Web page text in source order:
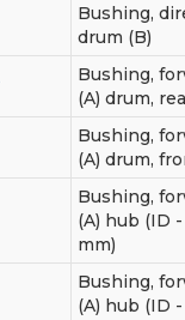
Bushing,
drum (B)
Bushing,
(A) drum,
Bushing,
(A) drum,
Bushing,
(A) hub (ID -
mm)
Bushing,
(A) hub (ID